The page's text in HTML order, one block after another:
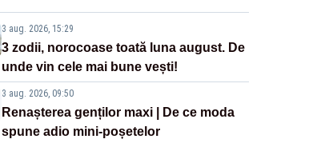
3 aug. 2026, 15:29
3 zodii, norocoase toată luna august. De
unde vin cele mai bune vești!
3 aug. 2026, 09:50
Renașterea genților maxi | De ce moda
spune adio mini-poșetelor